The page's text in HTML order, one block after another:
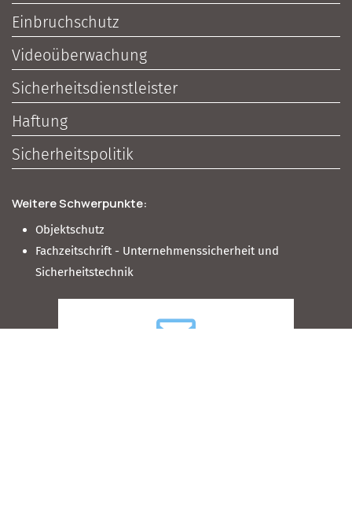
Einbruchschutz
Videoüberwachung
Sicherheitsdienstleister
Haftung
Sicherheitspolitik
Weitere Schwerpunkte:
Objektschutz
Fachzeitschrift - Unternehmenssicherheit und
Sicherheitstechnik